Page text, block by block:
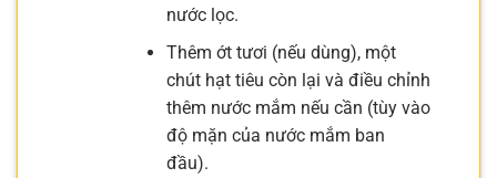
nước lọc.
Thêm ớt tươi (nếu dùng), một
chút hạt tiêu còn lại và điều chỉnh
thêm nước mắm nếu cần (tùy vào
độ mặn của nước mắm ban
đầu).